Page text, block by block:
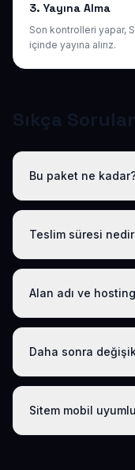
3. Yayına Alma
Son kontrolleri yapar,
içinde yayına alırız.
Sıkça
Bu paket ne
Tüm sektörel
alan adı, hosting,
yoktur.
Teslim süresi
Logo, iletişim ve
Alan adı ve
Evet. Yıllık paket
Daha sonra
Evet. Teslimden
destek sağlıyoruz.
paketlerimiz
Sitem mobil